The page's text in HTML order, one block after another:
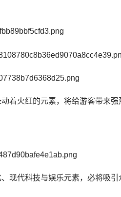
着火红的元素，将给游客带来强
现代科技与娱乐元素，必将吸引